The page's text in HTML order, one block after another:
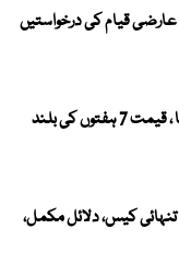
عارضی قیام کی درخواستیں
عالمی مارکیٹ میں سونا مزید مہنگا ، قیمت 7 ہفتوں کی بلند
تنہائی کیس، دلائل مکمل،